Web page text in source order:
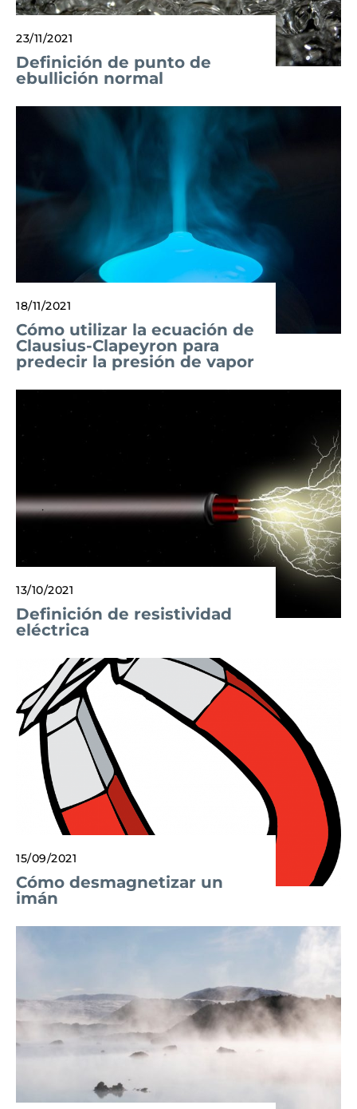
23/11/2021
Definición de punto de
ebullición normal
18/11/2021
Cómo utilizar la ecuación de
Clausius-Clapeyron para
predecir la presión de vapor
13/10/2021
Definición de resistividad
eléctrica
15/09/2021
Cómo desmagnetizar un
imán